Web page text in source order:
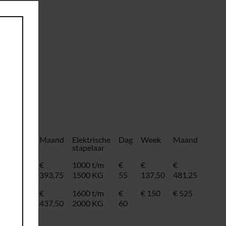
Maand
Elektrische
stapelaar
Dag Week Maand
€
393,75
1000 t/m
1500 KG
€
55
€
137,50
€
481,25
€
437,50
1600 t/m
2000 KG
€
60
€ 150 € 525